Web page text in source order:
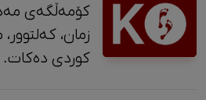
کۆمەڵگەی
کوردی دەکات.